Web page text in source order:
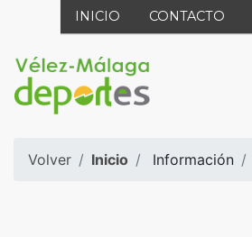
INICIO CONTACTO
Volver Inicio Información